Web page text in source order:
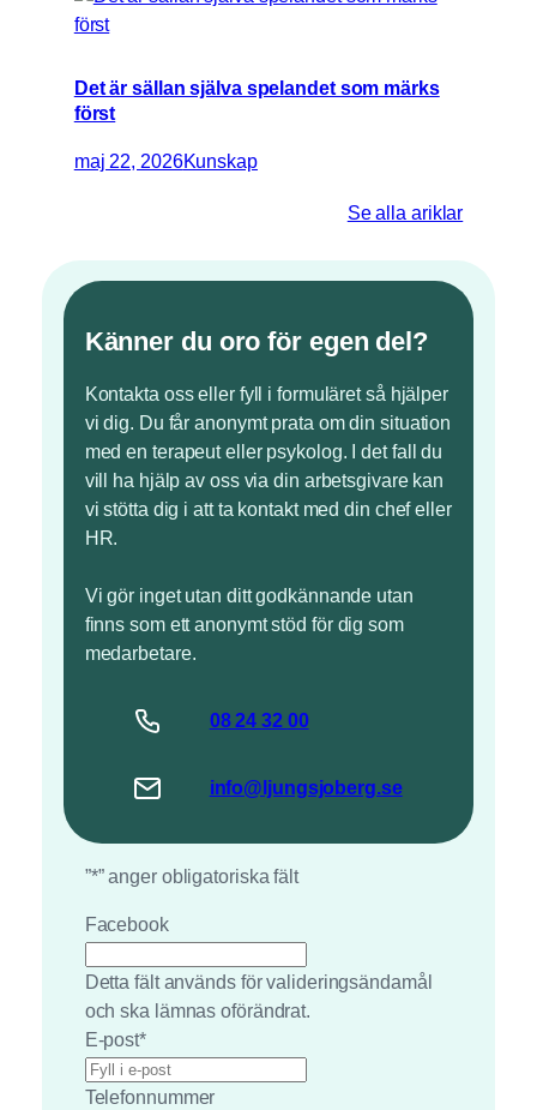
Det är sällan själva spelandet som märks
först
maj 22, 2026Kunskap
Se alla ariklar
Känner du oro för egen del?
Kontakta oss eller fyll i formuläret så hjälper
vi dig. Du får anonymt prata om din situation
med en terapeut eller psykolog. I det fall du
vill ha hjälp av oss via din arbetsgivare kan
vi stötta dig i att ta kontakt med din chef eller
HR.
Vi gör inget utan ditt godkännande utan
finns som ett anonymt stöd för dig som
medarbetare.
08 2432 00
info@ ljungsjoberg.se
”*” anger obligatoriska fält
Facebook
Detta fält används för valideringsändamål
och ska lämnas oförändrat.
E-post*
Telefonnummer